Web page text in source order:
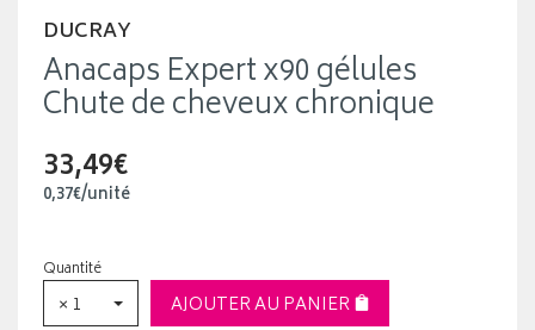
DUCRAY
Anacaps Expert x90 gélules
Chute de cheveux chronique
33,49€
0,37€/unité
Quantité
× 1
AJOUTER AU PANIER